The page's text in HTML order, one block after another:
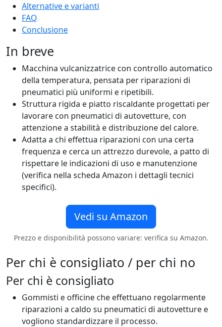
Alternative e varianti
FAQ
Conclusione
In breve
Macchina vulcanizzatrice con controllo automatico
della temperatura, pensata per riparazioni di
pneumatici più uniformi e ripetibili.
Struttura rigida e piatto riscaldante progettati per
lavorare con pneumatici di autovetture, con
attenzione a stabilità e distribuzione del calore.
Adatta a chi effettua riparazioni con una certa
frequenza e cerca un attrezzo durevole, a patto di
rispettare le indicazioni di uso e manutenzione
(verifica nella scheda Amazon i dettagli tecnici
specifici).
Vedi su Amazon
Prezzo e disponibilità possono variare: verifica su Amazon.
Per chi è consigliato / per chi no
Per chi è consigliato
Gommisti e officine che effettuano regolarmente
riparazioni a caldo su pneumatici di autovetture e
vogliono standardizzare il processo.